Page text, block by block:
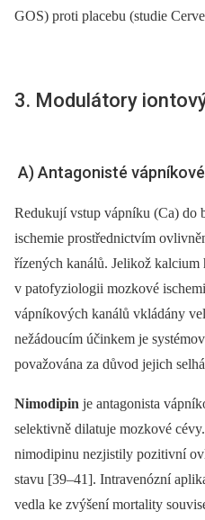
GOS) proti placebu (studie
3. Modulátory
A) Antagonisté
Redukují vstup vápníku (Ca) do
ischemie prostřednictvím
řízených kanálů. Jelikož kalcium
v patofyziologii mozkové
vápníkových kanálů vkládány
nežádoucím účinkem je
považována za důvod jejich
Nimodipin je antagonista
selektivně dilatuje mozkové
nimodipinu nezjistily pozitivní
stavu [39–41]. Intravenózní
vedla ke zvýšení mortality